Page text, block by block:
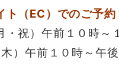
ト（EC）でのご予約
）午前１０時～
）午前１０時～午